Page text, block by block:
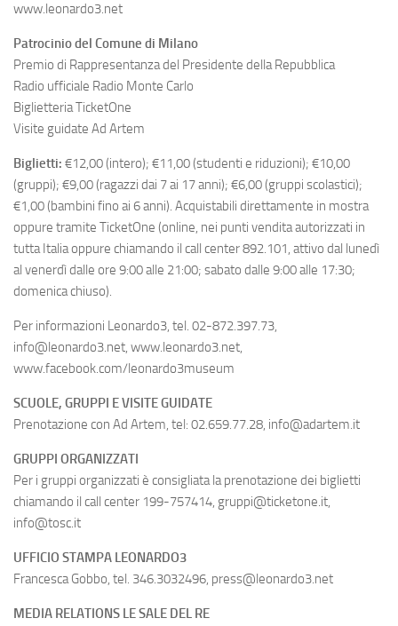
www.leonardo3.net
Patrocinio del Comune di Milano
Premio di Rappresentanza del Presidente della Repubblica
Radio ufficiale Radio Monte Carlo
Biglietteria TicketOne
Visite guidate Ad Artem
Biglietti: €12,00 (intero); €11,00 (studenti e riduzioni); €10,00
(gruppi); €9,00 (ragazzi dai 7 ai 17 anni); €6,00 (gruppi scolastici);
€1,00 (bambini fino ai 6 anni). Acquistabili direttamente in mostra
oppure tramite TicketOne (online, nei punti vendita autorizzati in
tutta Italia oppure chiamando il call center 892.101, attivo dal lunedì
al venerdì dalle ore 9:00 alle 21:00; sabato dalle 9:00 alle 17:30;
domenica chiuso).
Per informazioni Leonardo3, tel. 02-872.397.73,
info@leonardo3.net, www.leonardo3.net,
www.facebook.com/leonardo3museum
SCUOLE, GRUPPI E VISITE GUIDATE
Prenotazione con Ad Artem, tel: 02.659.77.28, info@adartem.it
GRUPPI ORGANIZZATI
Per i gruppi organizzati è consigliata la prenotazione dei biglietti
chiamando il call center 199-757414, gruppi@ticketone.it,
info@tosc.it
UFFICIO STAMPA LEONARDO3
Francesca Gobbo, tel. 346.3032496, press@leonardo3.net
MEDIA RELATIONS LE SALE DEL RE